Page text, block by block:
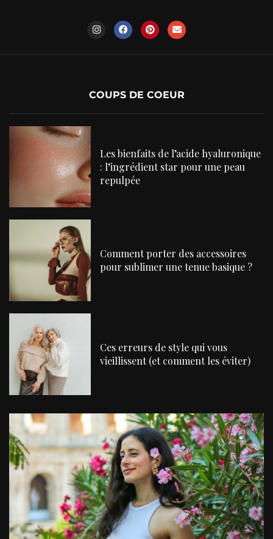
COUPS DE COEUR
Les bienfaits de l’acide hyaluronique
: l’ingrédient star pour une peau
repulpée
Comment porter des accessoires
pour sublimer une tenue basique ?
Ces erreurs de style qui vous
vieillissent (et comment les éviter)